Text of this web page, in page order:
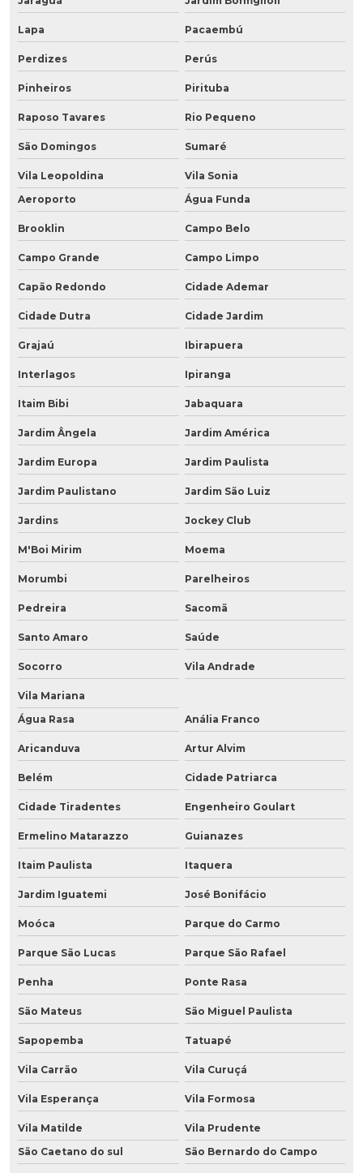
Lapa Pacaembú
Perdizes Perús
Pinheiros Pirituba
Raposo Tavares Rio Pequeno
São Domingos Sumaré
Vila Leopoldina
Vila Sonia
Aeroporto
Água Funda
Brooklin Campo Belo
Campo Grande Campo Limpo
Capão Redondo Cidade Ademar
Cidade Dutra Cidade Jardim
Grajaú Ibirapuera
Interlagos Ipiranga
Itaim Bibi Jabaquara
Jardim Ângela Jardim América
Jardim Europa Jardim Paulista
Jardim Paulistano Jardim São Luiz
Jardins Jockey Club
M'Boi Mirim Moema
Morumbi Parelheiros
Pedreira Sacomã
Santo Amaro Saúde
Socorro Vila Andrade
Vila Mariana
Água Rasa
Anália Franco
Aricanduva Artur Alvim
Belém Cidade Patriarca
Cidade Tiradentes Engenheiro Goulart
Ermelino Matarazzo Guianazes
Itaim Paulista Itaquera
Jardim Iguatemi José Bonifácio
Moóca Parque do Carmo
Parque São Lucas Parque São Rafael
Penha Ponte Rasa
São Mateus São Miguel Paulista
Sapopemba Tatuapé
Vila Carrão Vila Curuçá
Vila Esperança Vila Formosa
Vila Matilde
Vila Prudente
São Caetano do sul
São Bernardo do Campo